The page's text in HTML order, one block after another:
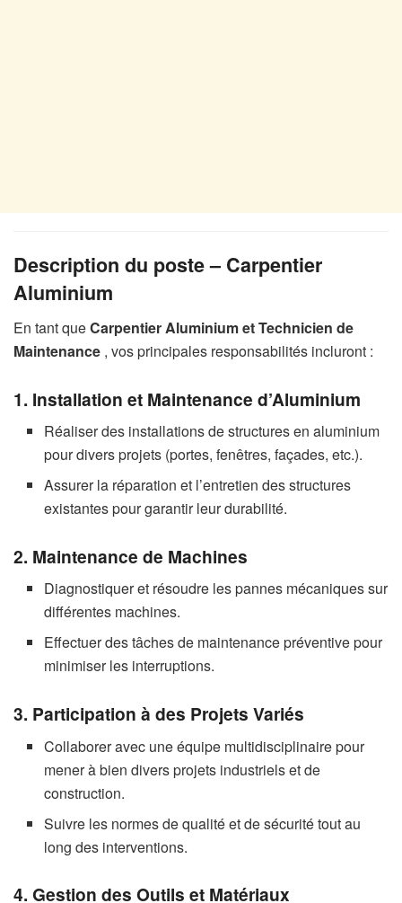
Description du poste – Carpentier
Aluminium
En tant queCarpentier Aluminium et Technicien de
Maintenance , vos principales responsabilités incluront :
1. Installation et Maintenance d’Aluminium
Réaliser des installations de structures en aluminium
pour divers projets (portes, fenêtres, façades, etc.).
Assurer la réparation et l’entretien des structures
existantes pour garantir leur durabilité.
2. Maintenance de Machines
Diagnostiquer et résoudre les pannes mécaniques sur
différentes machines.
Effectuer des tâches de maintenance préventive pour
minimiser les interruptions.
3. Participation à des Projets Variés
Collaborer avec une équipe multidisciplinaire pour
mener à bien divers projets industriels et de
construction.
Suivre les normes de qualité et de sécurité tout au
long des interventions.
4. Gestion des Outils et Matériaux